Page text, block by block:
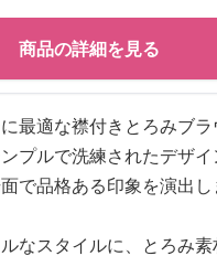
商品の詳細を見る
最適な襟付きとろみブラ
プルで洗練されたデザ
で品格ある印象を演出し
なスタイルに、とろみ